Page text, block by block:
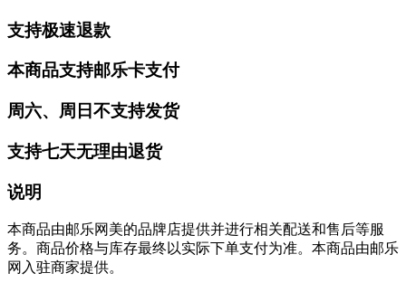
支持极速退款
本商品支持邮乐卡支付
周六、周日不支持发货
支持七天无理由退货
说明
本商品由邮乐网美的品牌店提供并进行相关配送和售后等服
务。商品价格与库存最终以实际下单支付为准。本商品由邮乐
网入驻商家提供。